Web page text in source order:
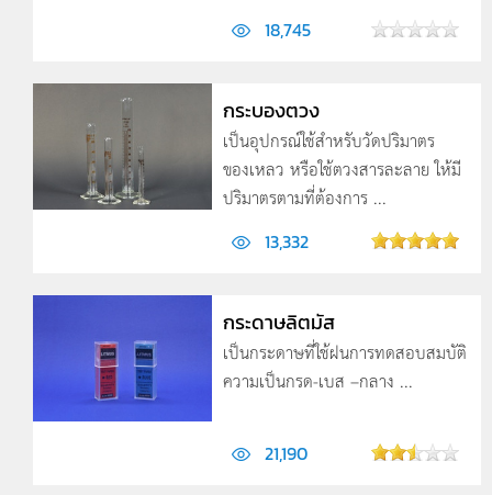
18,745
กระบองตวง
เป็นอุปกรณ์ใช้สำหรับวัดปริมาตร
ของเหลว หรือใช้ตวงสารละลาย ให้มี
ปริมาตรตามที่ต้องการ ...
13,332
กระดาษลิตมัส
เป็นกระดาษที่ใช้ฝนการทดสอบสมบัติ
ความเป็นกรด-เบส –กลาง ...
21,190